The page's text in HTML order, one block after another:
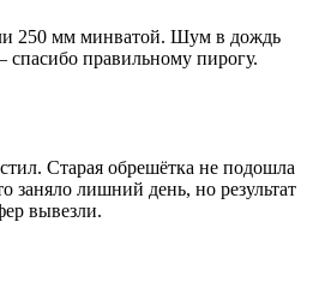
250 мм минватой. Шум в дождь
правильному пирогу.
Старая обрешётка не подошла
лишний день, но результат
вывезли.